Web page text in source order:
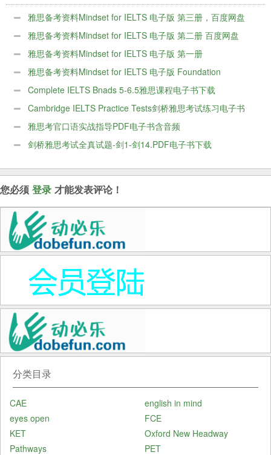
雅思备考资料Mindset for IELTS 电子版 第三册，百度网盘
PDF雅思备考资料Mindset for IELTS 电子版 第二册 百度网盘
PDF雅思备考资料Mindset for IELTS 电子版 第一册
雅思备考资料Mindset for IELTS 电子版 Foundation
Complete IELTS Bnads 5-6.5雅思课程电子书下载
Cambridge IELTS Practice Tests剑桥雅思考试练习电子书
雅思考官口语实战指导PDF电子书含音频
剑桥雅思考试全真试题-剑1-剑14.PDF电子书下载
您必须 登录 才能发表评论！
分类目录
CAE
english in mind
eyes open
FCE
KET
Oxford New Headway
Pathways
PET